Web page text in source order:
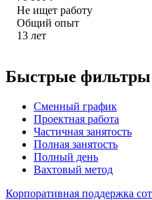
Не ищет работу
Общий опыт
13 лет
Быстрые фильтры
Сменный график
Проектная работа
Частичная занятость
Полная занятость
Полный день
Вахтовый метод
Корпоративная поддержка